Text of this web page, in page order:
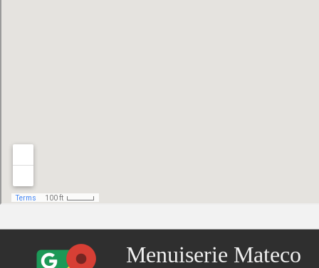
Menuiserie Mateco